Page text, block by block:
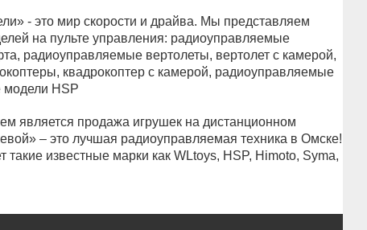
- это мир скорости и драйва. Мы представляем
на пульте управления: радиоуправляемые
радиоуправляемые вертолеты, вертолет с камерой,
квадрокоптер с камерой, радиоуправляемые
модели HSP
является продажа игрушек на дистанционном
– это лучшая радиоуправляемая техника в Омске!
такие известные марки как WLtoys, HSP, Himoto, Syma,